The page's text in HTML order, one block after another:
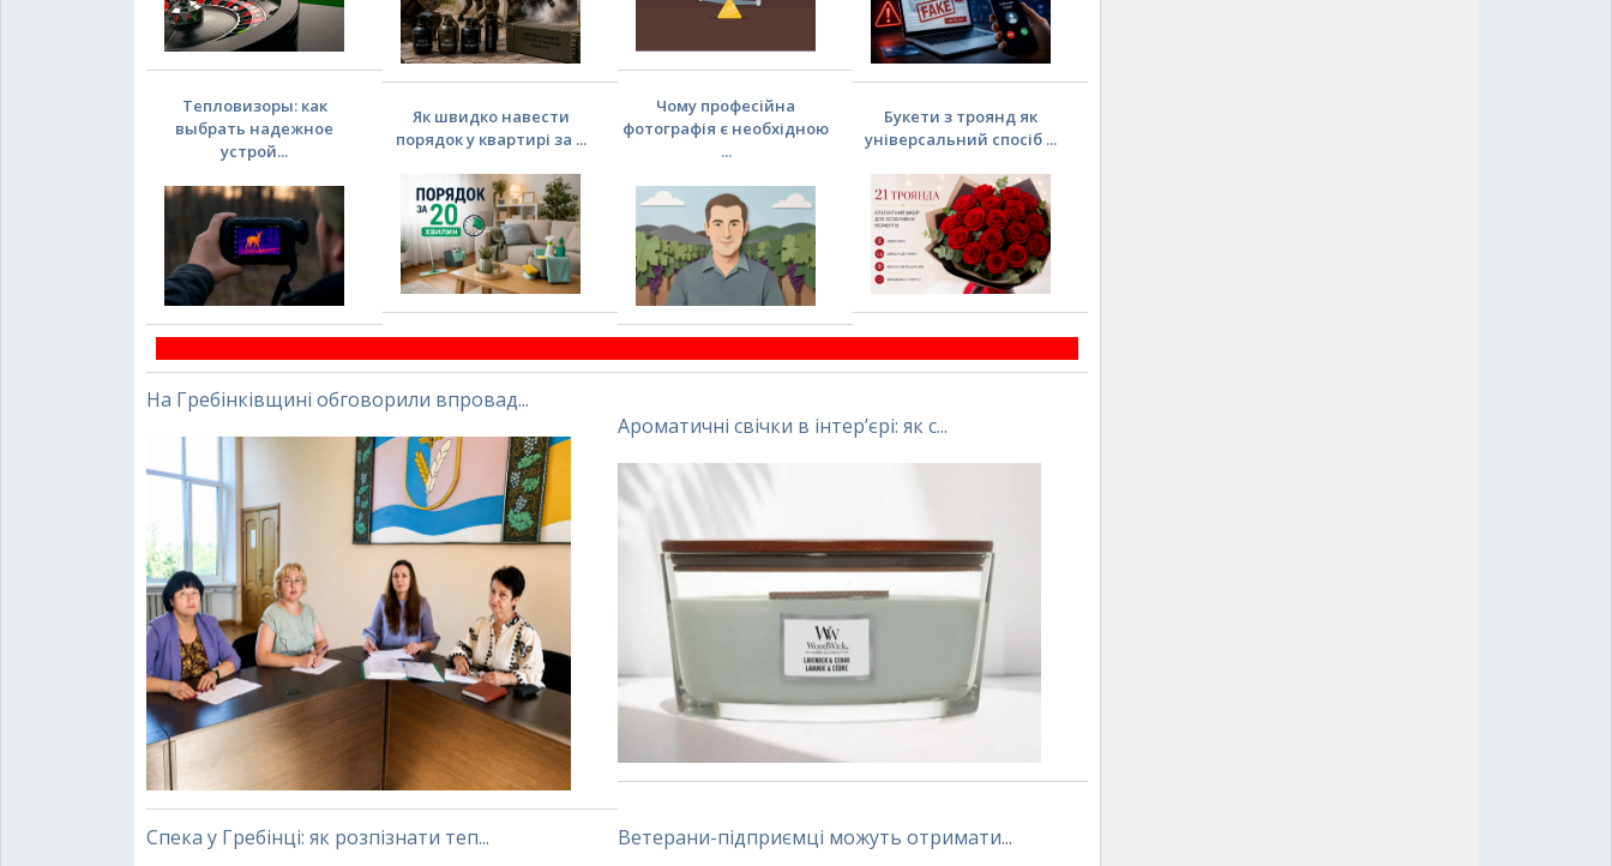
Тепловизоры: как
выбрать надежное
устрой...
Як швидко навести
порядок у квартирі за ...
Чому професійна
фотографія є необхідною
...
Букети з троянд як
універсальний спосіб ...
На Гребінківщині обговорили впровад...
Ароматичні свічки в інтер’єрі: як с...
Спека у Гребінці: як розпізнати теп... Ветерани-підприємці можуть отримати...